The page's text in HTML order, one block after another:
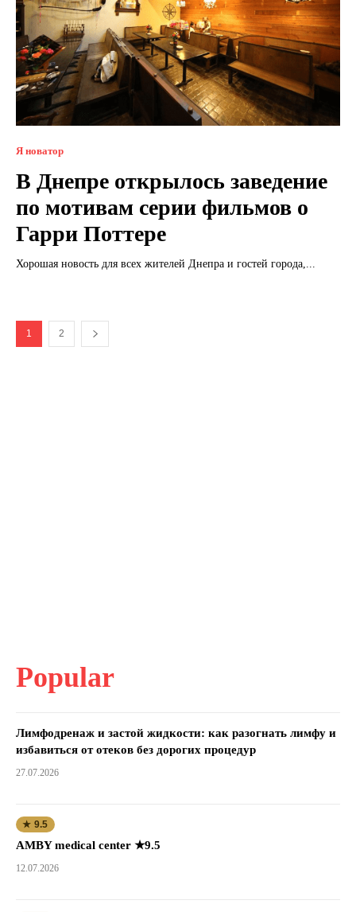
Я новатор
В Днепре открылось заведение
по мотивам серии фильмов о
Гарри Поттере
Хорошая новость для всех жителей Днепра и гостей города,...
1 2
Popular
Лимфодренаж и застой жидкости: как разогнать лимфу и
избавиться от отеков без дорогих процедур
27.07.2026
★ 9.5
AMBY medical center ★9.5
12.07.2026